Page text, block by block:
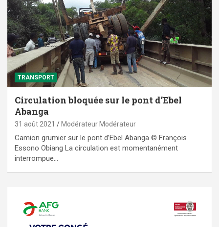
TRANSPORT
Circulation bloquée sur le pont d’Ebel
Abanga
31 août 2021 Modérateur Modérateur
Camion grumier sur le pont d’Ebel Abanga © François
Essono Obiang La circulation est momentanément
interrompue…